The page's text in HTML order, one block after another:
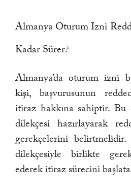
Almanya Oturum Izni
Kadar Sürer?
Almanya’da oturum izni
kişi, başvurusunun
itiraz hakkına sahiptir.
dilekçesi hazırlayarak
gerekçelerini
dilekçesiyle birlikte
ederek itiraz sürecini